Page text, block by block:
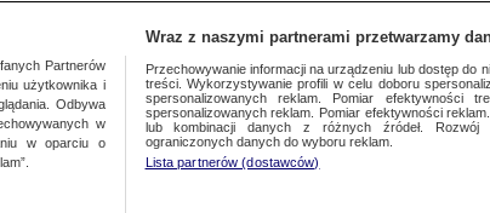
Partnerów
użytkownika i
Odbywa
w
w oparciu o
Wraz z naszymi partnerami przetwarzamy
Przechowywanie informacji na urządzeniu lub dostęp do
treści. Wykorzystywanie profili w celu doboru
spersonalizowanych reklam. Pomiar efektywności
spersonalizowanych reklam. Pomiar efektywności
lub kombinacji danych z różnych źródeł. Rozwój
ograniczonych danych do wyboru reklam.
Lista partnerów (dostawców)